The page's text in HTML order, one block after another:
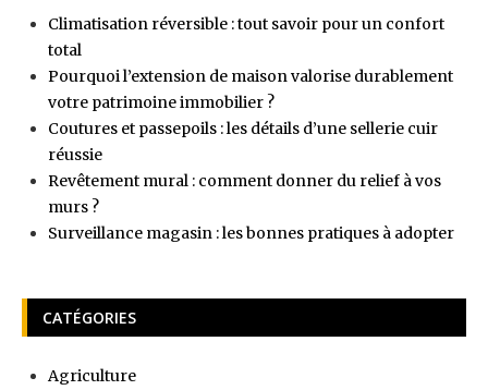
Climatisation réversible : tout savoir pour un confort
total
Pourquoi l’extension de maison valorise durablement
votre patrimoine immobilier ?
Coutures et passepoils : les détails d’une sellerie cuir
réussie
Revêtement mural : comment donner du relief à vos
murs ?
Surveillance magasin : les bonnes pratiques à adopter
CATÉGORIES
Agriculture